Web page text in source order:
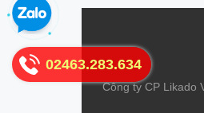
Công ty CP Likado
02463.283.634